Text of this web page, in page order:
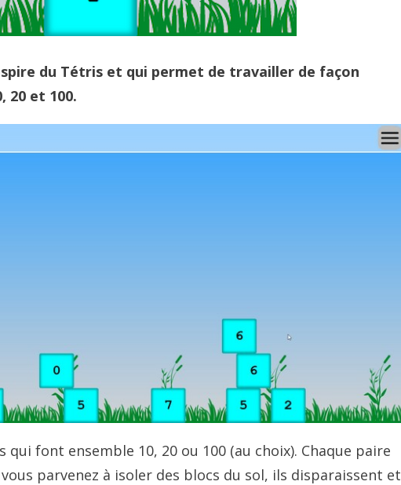
du Tétris et qui permet de travailler de façon
20 et 100.
qui font ensemble 10, 20 ou 100 (au choix). Chaque paire
parvenez à isoler des blocs du sol, ils disparaissent et